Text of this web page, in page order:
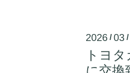
2026 /03 /
トヨ